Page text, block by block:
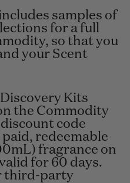
samples of
for a full
so that you
your Scent
Kits
the Commodity
code
redeemable
fragrance on
for 60 days.
third-party